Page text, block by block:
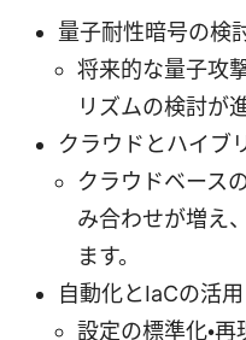
量子耐性暗号の検
将来的な量子攻
リズムの検討が
クラウドとハイブ
クラウドベース
み合わせが増え
ます。
自動化とIaCの活用
設定の標準化・再